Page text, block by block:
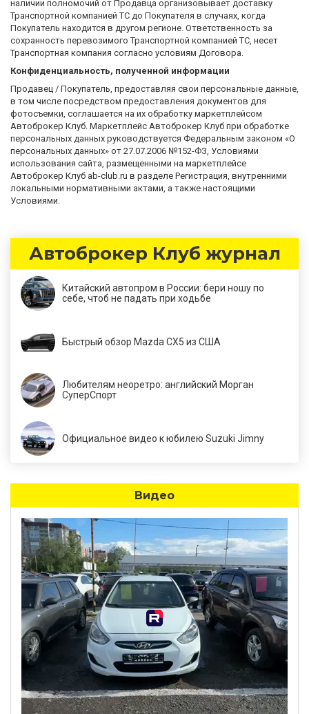
наличии полномочий от Продавца организовывает доставку
Транспортной компанией ТС до Покупателя в случаях, когда
Покупатель находится в другом регионе. Ответственность за
сохранность перевозимого Транспортной компанией ТС, несет
Транспортная компания согласно условиям Договора.
Конфиденциальность, полученной информации
Продавец / Покупатель, предоставляя свои персональные данные,
в том числе посредством предоставления документов для
фотосъемки, соглашается на их обработку маркетплейсом
Автоброкер Клуб. Маркетплейс Автоброкер Клуб при обработке
персональных данных руководствуется Федеральным законом «О
персональных данных» от 27.07.2006 №152-ФЗ, Условиями
использования сайта, размещенными на маркетплейсе
Автоброкер Клуб ab-club.ru в разделе Регистрация, внутренними
локальными нормативными актами, а также настоящими
Условиями.
Автоброкер Клуб журнал
Китайский автопром в России: бери ношу по
себе, чтоб не падать при ходьбе
Быстрый обзор Mazda CX5 из США
Любителям неоретро: английский Морган
СуперСпорт
Официальное видео к юбилею Suzuki Jimny
Видео